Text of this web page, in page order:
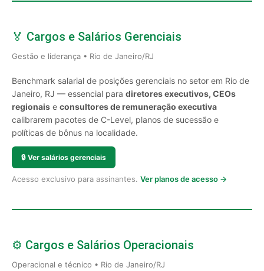
🏅 Cargos e Salários Gerenciais
Gestão e liderança • Rio de Janeiro/RJ
Benchmark salarial de posições gerenciais no setor em Rio de
Janeiro, RJ — essencial para diretores executivos, CEOs
regionais e consultores de remuneração executiva
calibrarem pacotes de C-Level, planos de sucessão e
políticas de bônus na localidade.
🔒 Ver salários gerenciais
Acesso exclusivo para assinantes. Ver planos de acesso →
⚙️ Cargos e Salários Operacionais
Operacional e técnico • Rio de Janeiro/RJ